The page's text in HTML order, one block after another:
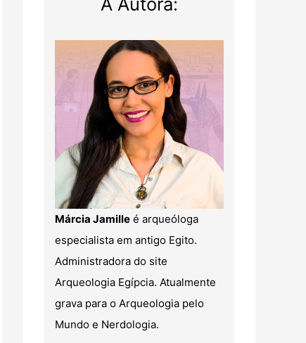
Márcia Jamille é arqueóloga
especialista em antigo Egito.
Administradora do site
Arqueologia Egípcia. Atualmente
grava para o Arqueologia pelo
Mundo e Nerdologia.